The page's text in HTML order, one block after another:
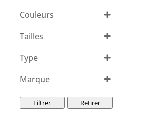
Couleurs
Tailles
Type
bain (5)
Shorts (2)
Marque
Filtrer
Retirer